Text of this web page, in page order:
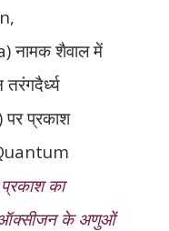
नामक शैवाल में
तरंगदैर्ध्य
पर प्रकाश
का
ऑक्सीजन के अणुओं